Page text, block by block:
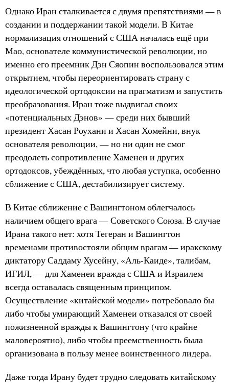
Однако Иран сталкивается с двумя препятствиями — в
создании и поддержании такой модели. В Китае
нормализация отношений с США началась ещё при
Мао, основателе коммунистической революции, но
именно его преемник Дэн Сяопин воспользовался этим
открытием, чтобы переориентировать страну с
идеологической ортодоксии на прагматизм и запустить
преобразования. Иран тоже выдвигал своих
«потенциальных Дэнов» — среди них бывший
президент Хасан Роухани и Хасан Хомейни, внук
основателя революции, — но ни один не смог
преодолеть сопротивление Хаменеи и других
ортодоксов, убеждённых, что любая уступка, особенно
сближение с США, дестабилизирует систему.
В Китае сближение с Вашингтоном облегчалось
наличием общего врага — Советского Союза. В случае
Ирана такого нет: хотя Тегеран и Вашингтон
временами противостояли общим врагам — иракскому
диктатору Саддаму Хусейну, «Аль-Каиде», талибам,
ИГИЛ, — для Хаменеи вражда с США и Израилем
всегда оставалась священным принципом.
Осуществление «китайской модели» потребовало бы
либо чтобы умирающий Хаменеи отказался от своей
пожизненной вражды к Вашингтону (что крайне
маловероятно), либо чтобы преемственность была
организована в пользу менее воинственного лидера.
Даже тогда Ирану будет трудно следовать китайскому